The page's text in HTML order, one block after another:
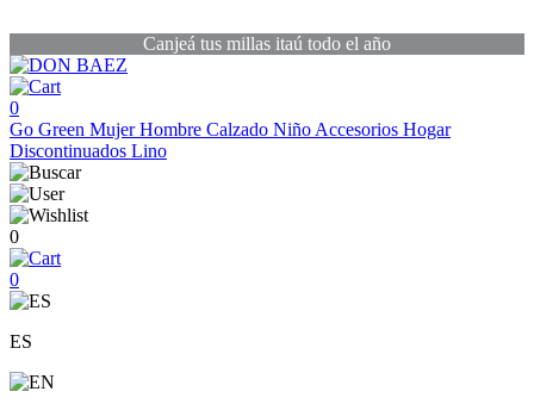
Canjeá tus millas itaú todo el año
0
Go Green MujerHombre Calzado Niño Accesorios Hogar
Discontinuados Lino
0
0
ES